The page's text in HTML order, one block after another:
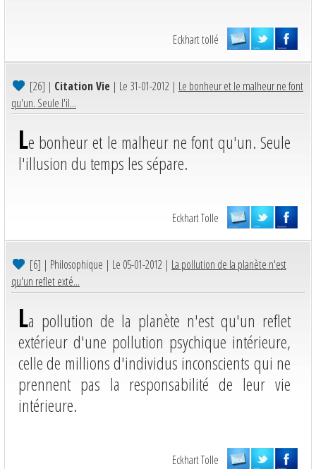
Eckhart tollé
[26] | Citation Vie | Le 31-01-2012 | Le bonheur et le malheur ne font
qu'un. Seule l'il...
Le bonheur et le malheur ne font qu'un. Seule
l'illusion du temps les sépare.
Eckhart Tolle
[6] | Philosophique | Le 05-01-2012 | La pollution de la planète n'est
qu'un reflet exté...
La pollution de la planète n'est qu'un reflet
extérieur d'une pollution psychique intérieure,
celle de millions d'individus inconscients qui ne
prennent pas la responsabilité de leur vie
intérieure.
Eckhart Tolle